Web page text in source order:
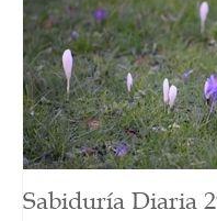
Sabiduría Diaria